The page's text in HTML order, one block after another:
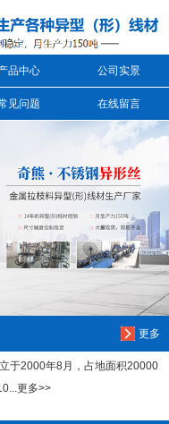
品中心 公司实景
见问题 在线留言
更多
2000年8月，占地面积20000
更多>>
搜索